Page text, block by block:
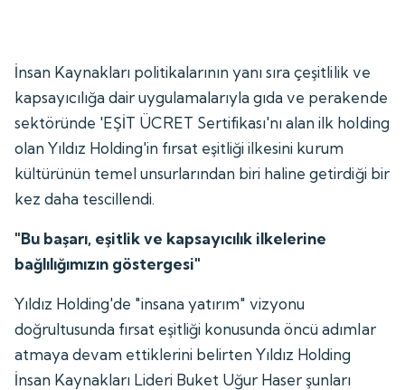
İnsan Kaynakları politikalarının yanı sıra çeşitlilik ve
kapsayıcılığa dair uygulamalarıyla gıda ve perakende
sektöründe 'EŞİT ÜCRET Sertifikası'nı alan ilk holding
olan Yıldız Holding'in fırsat eşitliği ilkesini kurum
kültürünün temel unsurlarından biri haline getirdiği bir
kez daha tescillendi.
"Bu başarı, eşitlik ve kapsayıcılık ilkelerine
bağlılığımızın göstergesi"
Yıldız Holding'de "insana yatırım" vizyonu
doğrultusunda fırsat eşitliği konusunda öncü adımlar
atmaya devam ettiklerini belirten Yıldız Holding
İnsan Kaynakları Lideri Buket Uğur Haser şunları